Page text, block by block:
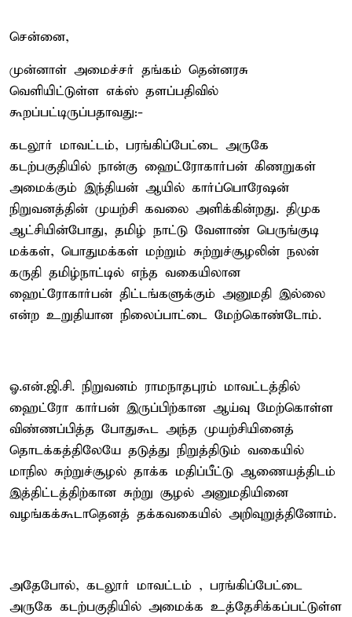
சென்னை,
முன்னாள் அமைச்சர் தங்கம் தென்னரசு
வெளியிட்டுள்ள எக்ஸ் தளப்பதிவில்
கூறப்பட்டிருப்பதாவது:-
கடலூர் மாவட்டம், பரங்கிப்பேட்டை அருகே
கடற்பகுதியில் நான்கு ஹைட்ரோகார்பன் கிணறுகள்
அமைக்கும் இந்தியன் ஆயில் கார்ப்பொரேஷன்
நிறுவனத்தின் முயற்சி கவலை அளிக்கின்றது. திமுக
ஆட்சியின்போது, தமிழ் நாட்டு வேளாண் பெருங்குடி
மக்கள், பொதுமக்கள் மற்றும் சுற்றுச்சூழலின் நலன்
கருதி தமிழ்நாட்டில் எந்த வகையிலான
ஹைட்ரோகார்பன் திட்டங்களுக்கும் அனுமதி இல்லை
என்ற உறுதியான நிலைப்பாட்டை மேற்கொண்டோம்.
ஓ.என்.ஜி.சி. நிறுவனம் ராமநாதபுரம் மாவட்டத்தில்
ஹைட்ரோ கார்பன் இருப்பிற்கான ஆய்வு மேற்கொள்ள
விண்ணப்பித்த போதுகூட அந்த முயற்சியினைத்
தொடக்கத்திலேயே தடுத்து நிறுத்திடும் வகையில்
மாநில சுற்றுச்சூழல் தாக்க மதிப்பீட்டு ஆணையத்திடம்
இத்திட்டத்திற்கான சுற்று சூழல் அனுமதியினை
வழங்கக்கூடாதெனத் தக்கவகையில் அறிவுறுத்தினோம்.
அதேபோல், கடலூர் மாவட்டம் , பரங்கிப்பேட்டை
அருகே கடற்பகுதியில் அமைக்க உத்தேசிக்கப்பட்டுள்ள